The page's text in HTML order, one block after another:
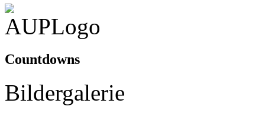
Countdowns
Bildergalerie